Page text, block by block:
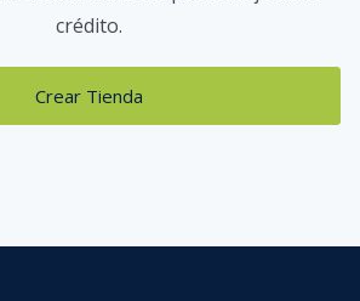
crédito.
Crear Tienda